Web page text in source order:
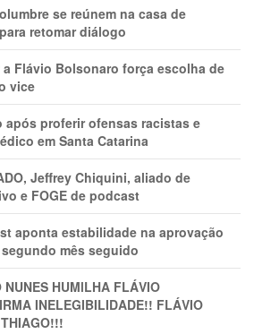
se reúnem na casa de
retomar diálogo
a Flávio Bolsonaro força escolha de
vice
após proferir ofensas racistas e
em Santa Catarina
Jeffrey Chiquini, aliado de
e FOGE de podcast
aponta estabilidade na aprovação
mês seguido
NUNES HUMlLHA FLÁVIO
INELEGIBILIDADE!! FLÁVIO